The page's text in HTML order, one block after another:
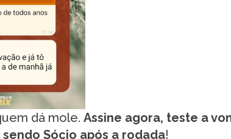
dá mole. Assine agora, teste a
Sócio após a rodada!